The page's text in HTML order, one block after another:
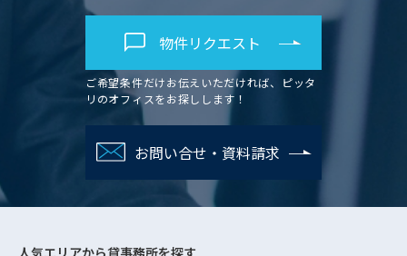
物件リクエスト
ご希望条件だけお伝えいただければ、ピッタ
リのオフィスをお探しします！
お問い合せ・資料請求
人気エリアから貸事務所を探す